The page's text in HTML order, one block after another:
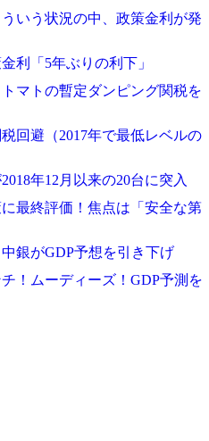
いう状況の中、政策金利が発
利「5年ぶりの利下」
マトの暫定ダンピング関税を
回避（2017年で最低レベルの
年12月以来の20台に突入
最終評価！焦点は「安全な第
銀がGDP予想を引き下げ
！ムーディーズ！GDP予測を